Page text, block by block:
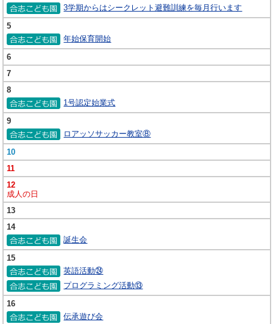
3学期からはシークレット避難訓練を毎月行います
5
年始保育開始
6
7
8
1号認定始業式
9
ロアッソサッカー教室⑧
10
11
12
成人の日
13
14
誕生会
15
英語活動㉔
プログラミング活動⑬
16
伝承遊び会